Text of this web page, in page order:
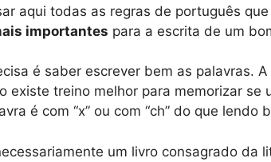
aqui todas as regras de português
importantes para a escrita de um
é saber escrever bem as palavras.
existe treino melhor para memorizar se
é com “x” ou com “ch” do que lendo
um livro consagrado da